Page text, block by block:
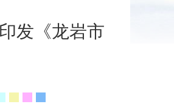
发《龙岩市